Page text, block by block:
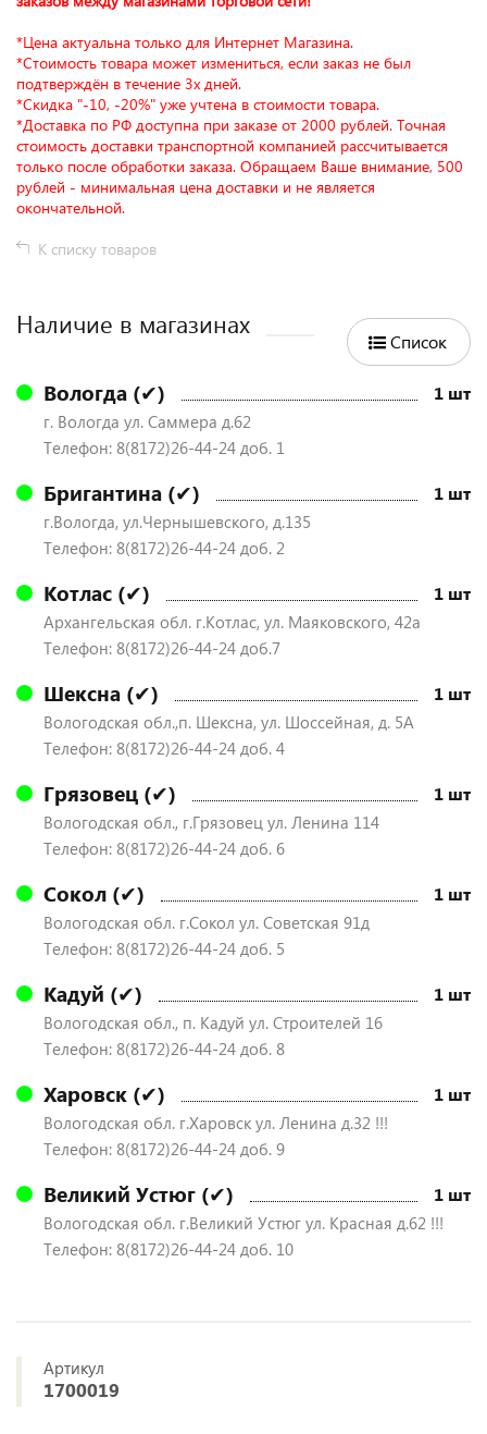
*Цена актуальна только для Интернет Магазина.
*Стоимость товара может измениться, если заказ не был
подтверждён в течение 3х дней.
*Скидка "-10, -20%" уже учтена в стоимости товара.
*Доставка по РФ доступна при заказе от 2000 рублей. Точная
стоимость доставки транспортной компанией рассчитывается
только после обработки заказа. Обращаем Ваше внимание, 500
рублей - минимальная цена доставки и не является
окончательной.
К списку товаров
Наличие в магазинах
Список
Вологда (✔) 1 шт
г. Вологда ул. Саммера д.62
Телефон: 8(8172)26-44-24 доб. 1
Бригантина (✔) 1 шт
г.Вологда, ул.Чернышевского, д.135
Телефон: 8(8172)26-44-24 доб. 2
Котлас (✔) 1 шт
Архангельская обл. г.Котлас, ул. Маяковского, 42а
Телефон: 8(8172)26-44-24 доб.7
Шексна (✔) 1 шт
Вологодская обл.,п. Шексна, ул. Шоссейная, д. 5А
Телефон: 8(8172)26-44-24 доб. 4
Грязовец (✔) 1 шт
Вологодская обл., г.Грязовец ул. Ленина 114
Телефон: 8(8172)26-44-24 доб. 6
Сокол (✔) 1 шт
Вологодская обл. г.Сокол ул. Советская 91д
Телефон: 8(8172)26-44-24 доб. 5
Кадуй (✔) 1 шт
Вологодская обл., п. Кадуй ул. Строителей 16
Телефон: 8(8172)26-44-24 доб. 8
Харовск (✔) 1 шт
Вологодская обл. г.Харовск ул. Ленина д.32 !!!
Телефон: 8(8172)26-44-24 доб. 9
Великий Устюг (✔) 1 шт
Вологодская обл. г.Великий Устюг ул. Красная д.62 !!!
Телефон: 8(8172)26-44-24 доб. 10
Артикул
1700019